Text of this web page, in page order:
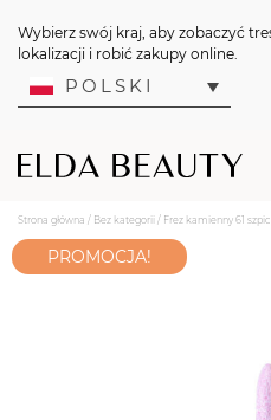
Wybierz swój kraj, aby zobaczyć
lokalizacji i robić zakupy online.
POLSKI
Strona główna / Bez kategorii / Frez kamienny 61 szpic
PROMOCJA!